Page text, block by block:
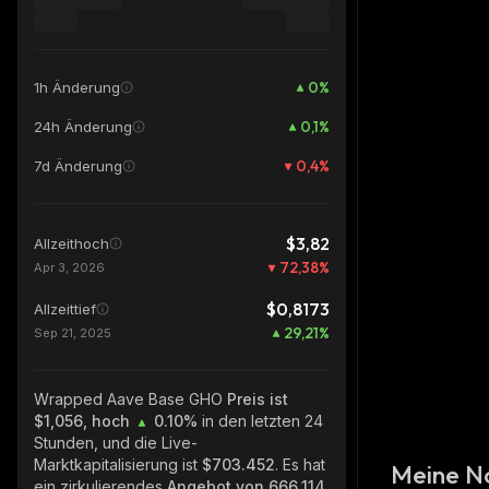
1h Änderung 0%
24h Änderung 0,1%
7d Änderung 0,4%
Allzeithoch $3,82
Apr 3, 2026 72,38%
Allzeittief $0,8173
Sep 21, 2025 29,21%
Wrapped Aave Base GHO Preis ist
$1,056, hoch
0.10% in den letzten 24
Stunden, und die Live-
Marktkapitalisierung ist $703.452. Es hat
Meine